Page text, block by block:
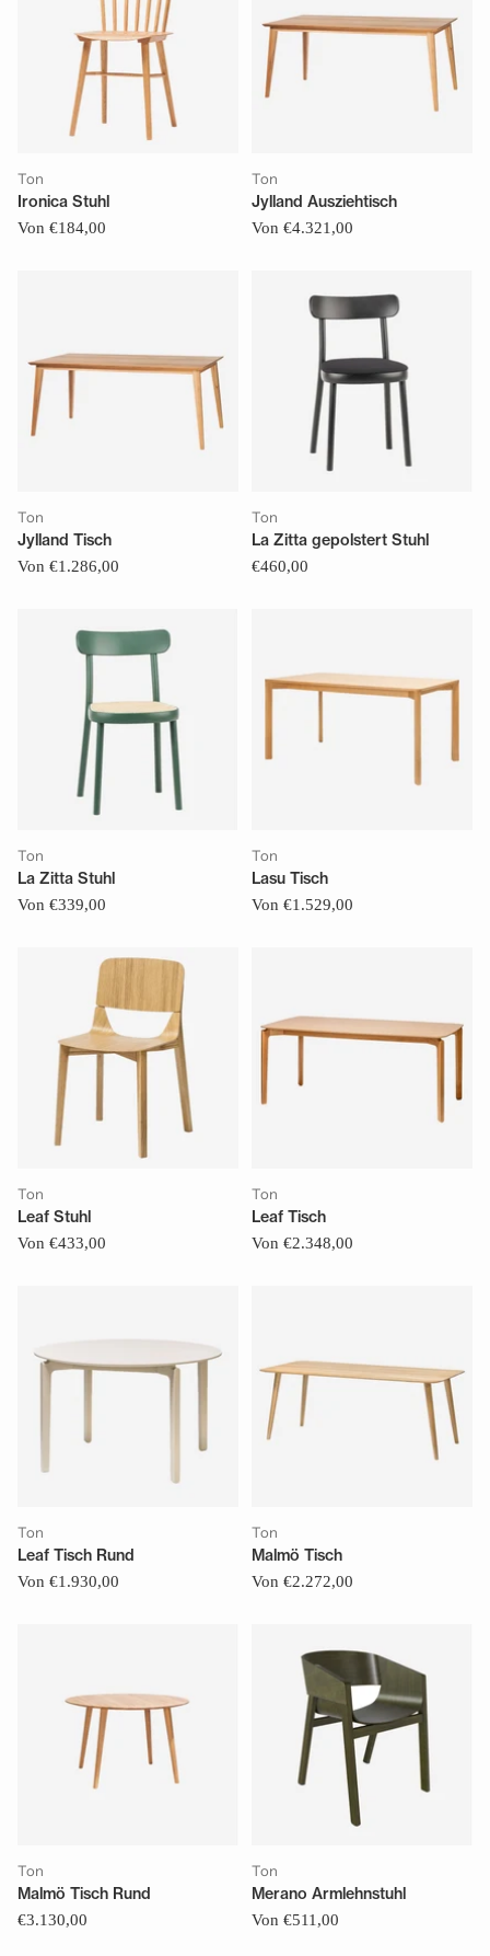
Ton
Ironica Stuhl
Von €184,00
Ton
Jylland Ausziehtisch
Von €4.321,00
Ton
Jylland Tisch
Von €1.286,00
Ton
La Zitta gepolstert Stuhl
€460,00
Ton
La Zitta Stuhl
Von €339,00
Ton
Lasu Tisch
Von €1.529,00
Ton
Leaf Stuhl
Von €433,00
Ton
Leaf Tisch
Von €2.348,00
Ton
Leaf Tisch Rund
Von €1.930,00
Ton
Malmö Tisch
Von €2.272,00
Ton
Malmö Tisch Rund
€3.130,00
Ton
Merano Armlehnstuhl
Von €511,00